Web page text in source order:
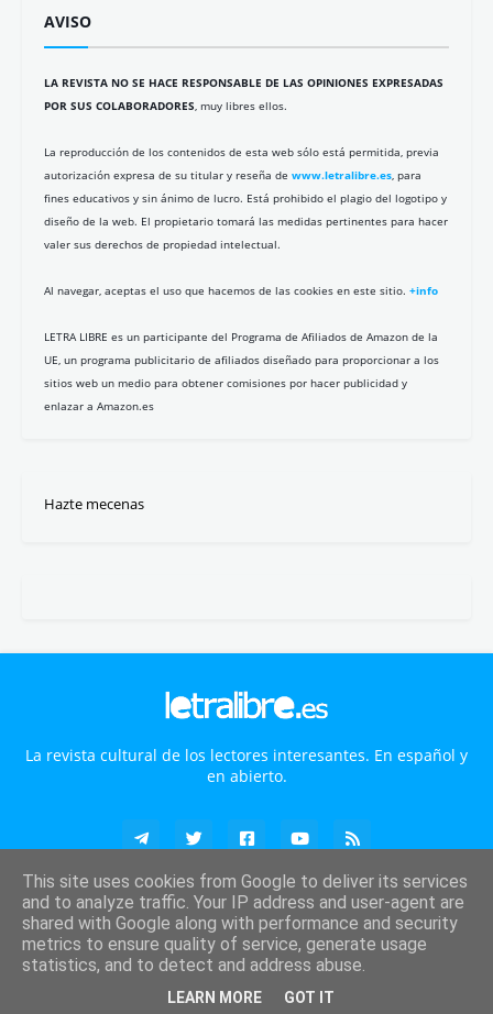
AVISO
LA REVISTA NO SE HACE RESPONSABLE DE LAS OPINIONES EXPRESADAS
POR SUS COLABORADORES, muy libres ellos.
La reproducción de los contenidos de esta web sólo está permitida, previa
autorización expresa de su titular y reseña de www.letralibre.es, para
fines educativos y sin ánimo de lucro. Está prohibido el plagio del logotipo y
diseño de la web. El propietario tomará las medidas pertinentes para hacer
valer sus derechos de propiedad intelectual.
Al navegar, aceptas el uso que hacemos de las cookies en este sitio. +info
LETRA LIBRE es un participante del Programa de Afiliados de Amazon de la
UE, un programa publicitario de afiliados diseñado para proporcionar a los
sitios web un medio para obtener comisiones por hacer publicidad y
enlazar a Amazon.es
Hazte mecenas
La revista cultural de los lectores interesantes. En español y
en abierto.
Revista digital editada en Sevilla (España) con ISSN 2445-4028 · Privacidad·Cookies
·Legal· Todos los derechos reservados ©2026 LETRALIBRE.es
This site uses cookies from Google to deliver its services
and to analyze traffic. Your IP address and user-agent are
shared with Google along with performance and security
metrics to ensure quality of service, generate usage
statistics, and to detect and address abuse.
LEARN MORE GOT IT